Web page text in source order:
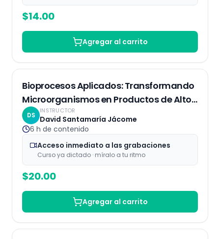
$14.00
Agregar al carrito
Grabaciones
Bioprocesos Aplicados: Transformando
Microorganismos en Productos de Alto
Valor
DS
INSTRUCTOR
David Santamaría Jácome
6 h de contenido
Acceso inmediato a las grabaciones
Curso ya dictado · míralo a tu ritmo
$20.00
Agregar al carrito